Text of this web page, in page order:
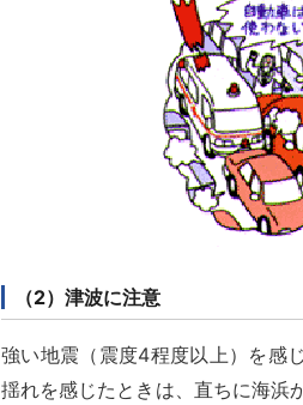
（2）津波に注意
強い地震（震度4程度以上）を感
揺れを感じたときは、直ちに海浜